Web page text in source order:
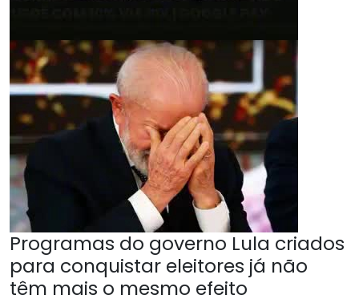
Programas do governo Lula criados
para conquistar eleitores já não
têm mais o mesmo efeito